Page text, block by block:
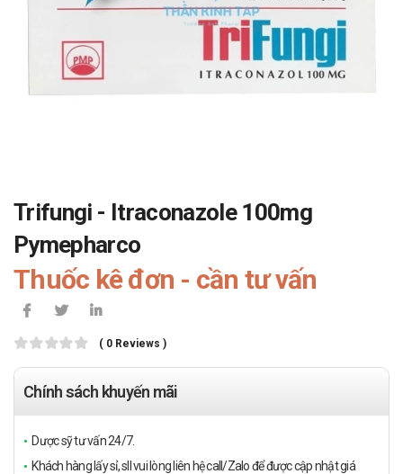
Trifungi - Itraconazole 100mg
Pymepharco
Thuốc kê đơn - cần tư vấn
( 0 Reviews )
Chính sách khuyến mãi
Dược sỹ tư vấn 24/7.
Khách hàng lấy sỉ, sll vui lòng liên hệ call/Zalo để được cập nhật giá